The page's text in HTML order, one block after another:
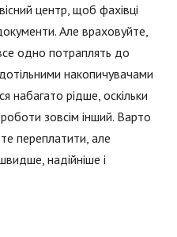
центр, щоб фахівці
Але враховуйте,
одно потраплять до
накопичувачами
набагато рідше, оскільки
зовсім інший. Варто
переплатити, але
надійніше і